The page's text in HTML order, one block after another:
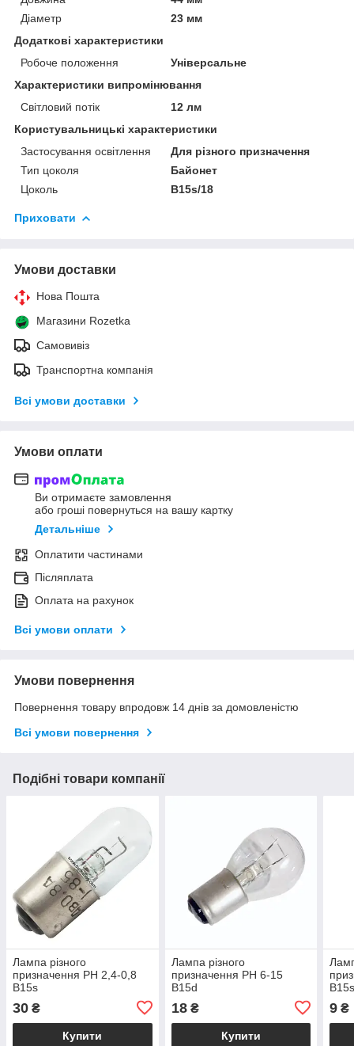
Діаметр
23 мм
Додаткові характеристики
Робоче положення
Універсальне
Характеристики випромінювання
Світловий потік
12 лм
Користувальницькі характеристики
Застосування освітлення
Для різного призначення
Тип цоколя
Байонет
Цоколь
B15s/18
Приховати
Умови доставки
Нова Пошта
Магазини Rozetka
Самовивіз
Транспортна компанія
Всі умови доставки
Умови оплати
Ви отримаєте замовлення
або гроші повернуться на вашу картку
Детальніше
Оплатити частинами
Післяплата
Оплата на рахунок
Всі умови оплати
Умови повернення
Повернення товару впродовж 14 днів за домовленістю
Всі умови повернення
Подібні товари компанії
Лампа різного
призначення РН 2,4-0,8
B15s
30 ₴
Купити
Лампа різного
призначення РН 6-15
B15d
18₴
Купити
9 ₴